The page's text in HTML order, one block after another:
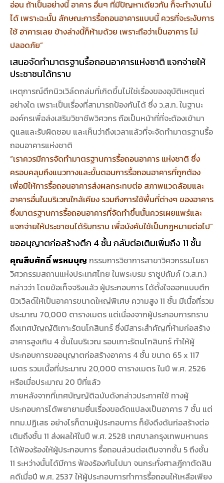
อ่อน ถ้าเป็นอย่างนี้ อาคาร อื่นๆ ที่มีปัญหาเดียวกัน ก็จะทำงานไม่
ได้ เพราะฉะนั้น ลักษณะการรื้อถอนอาคารแบบนี้ ควรที่จะระงับการ
ใช้ อาคารเลย ข้างล่างนี้ก็ห้ามด้วย เพราะถือว่าเป็นอาคาร ไม่
ปลอดภัย”
เสนอจัดทำมาตรฐานรื้อถอนอาคารแห่งชาติ แจกจ่ายให้
ประชาชนได้ทราบ
เหตุการณ์ตึกนิวเวิล์ดถล่มที่เกิดขึ้นไม่ใช่เรื่องของอุบัติเหตุแต่
อย่างใด เพราะเป็นเรื่องที่สามารถป้องกันได้ ซึ่ง ว.ส.ท. ในฐานะ
องค์กรเพื่อส่งเสริมวิชาชีพวิศวกร ถือเป็นหน้าที่ที่จะต้องเข้ามา
ดูแลและรับผิดชอบ และเห็นว่าถึงเวลาแล้วที่จะจัดทำมาตรฐานรื้อ
ถอนอาคารแห่งชาติ
“เราควรมีการจัดทำมาตรฐานการรื้อถอนอาคาร แห่งชาติ ซึ่ง
ครอบคลุมถึงแนวทางและขั้นตอนการรื้อถอนอาคารที่ถูกต้อง
เพื่อมิให้การรื้อถอนอาคารส่งผลกระทบต่อ สภาพแวดล้อมและ
อาคารอื่นในบริเวณใกล้เคียง รวมถึงการใช้พื้นที่ต่างๆ ของอาคาร
ซึ่งมาตรฐานการรื้อถอนอาคารที่จัดทำขึ้นนั้นควรเผยแพร่และ
แจกจ่ายให้ประชาชนได้รับทราบ เพื่อบังคับใช้เป็นกฎหมายต่อไป”
ขออนุญาตก่อสร้างตึก 4 ชั้น กลับต่อเติมเพิ่มถึง 11 ชั้น
คุณสืบศักดิ์ พรหมบุญ กรรมการวิชาการสาขาวิศวกรรมโยธา
วิศวกรรมสถานแห่งประเทศไทย ในพระบรม ราชูปถัมภ์ (ว.ส.ท.)
กล่าวว่า โดยข้อเท็จจริงแล้ว ผู้ประกอบการ ได้ตั้งใจออกแบบตึก
นิวเวิลด์ให้เป็นอาคารขนาดใหญ่พิเศษ ความสูง 11 ชั้น มีเนื้อที่รวม
ประมาณ 70,000 ตารางเมตร แต่เนื่องจากผู้ประกอบการทราบ
ถึงเทศบัญญัติเกาะรัตนโกสินทร์ ซึ่งมีสาระสำคัญที่ห้ามก่อสร้าง
อาคารสูงเกิน 4 ชั้นในบริเวณ รอบเกาะรัตนโกสินทร์ ทำให้ผู้
ประกอบการขออนุญาตก่อสร้างอาคาร 4 ชั้น ขนาด 65 x 117
เมตร รวมเนื้อที่ประมาณ 20,000 ตารางเมตร ในปี พ.ศ. 2526
หรือเมื่อประมาณ 20 ปีที่แล้ว
ภายหลังจากที่เทศบัญญัติฉบับดังกล่าวประกาศใช้ ทางผู้
ประกอบการได้พยายามยื่นเรื่องขอดัดแปลงเป็นอาคาร 7 ชั้น แต่
กทม.ปฏิเสธ อย่างไรก็ตามผู้ประกอบการ ก็ยังดึงดันก่อสร้างต่อ
เติมถึงชั้น 11 ส่งผลให้ในปี พ.ศ. 2528 เทศบาลกรุงเทพมหานคร
ได้ฟ้องร้องให้ผู้ประกอบการ รื้อถอนส่วนต่อเติมจากชั้น 5 ถึงชั้น
11 ระหว่างนั้นได้มีการ ฟ้องร้องกันไปมา จนกระทั่งศาลฎีกาตัดสิน
คดีเมื่อปี พ.ศ. 2537 ให้ผู้ประกอบการทำการรื้อถอนให้เหลือเพียง